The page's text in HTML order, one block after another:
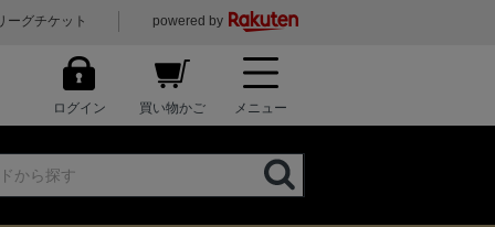
ーグチケット powered by
ログイン 買い物かご メニュー